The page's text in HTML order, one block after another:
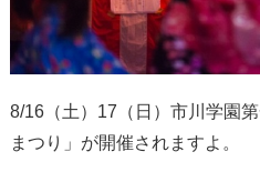
8/16（土）17（日）市川学園
まつり」が開催されますよ。